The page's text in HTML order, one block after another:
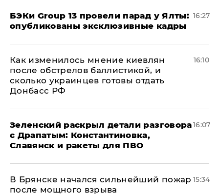
​БЭКи Group 13 провели парад у Ялты:
опубликованы эксклюзивные кадры
16:27
Как изменилось мнение киевлян
после обстрелов баллистикой, и
сколько украинцев готовы отдать
Донбасс РФ
16:10
​Зеленский раскрыл детали разговора
с Драпатым: Константиновка,
Славянск и ракеты для ПВО
16:07
В Брянске начался сильнейший пожар
после мощного взрыва
15:34